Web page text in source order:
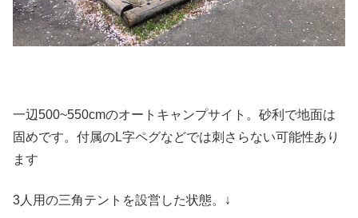
一辺500~550cmのオートキャンプサイト。砂利で地面は
固めです。付属のL字ペグなどでは刺さらない可能性あり
ます
3人用の三角テントを設営した状態。↓